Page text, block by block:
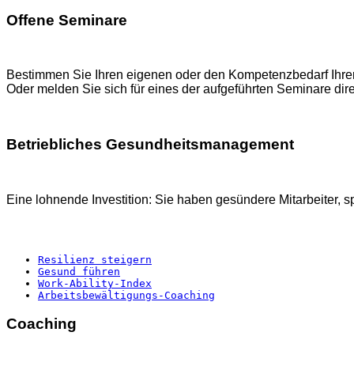
Offene Seminare
Bestimmen Sie Ihren eigenen oder den Kompetenzbedarf
Oder melden Sie sich für eines der aufgeführten Seminare
Betriebliches Gesundheitsmanagement
Eine lohnende Investition: Sie haben ge­sün­de­re Mit­ar­bei­ter,
Resilienz steigern
Gesund führen
Work-Ability-Index
Arbeitsbewältigungs-Coaching
Coaching